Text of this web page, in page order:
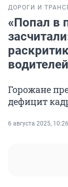
ДОРОГИ И
«Попал в
Горожане
дефицит
6 августа 2025, 10:26